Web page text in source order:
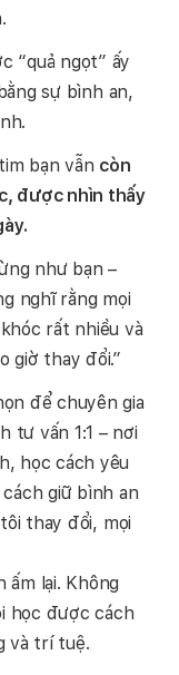
“quả ngọt” ấy
sự bình an,
bạn vẫn còn
được nhìn thấy
như bạn –
nghĩ rằng mọi
rất nhiều và
giờ thay đổi.”
để chuyên gia
tư vấn 1:1 – nơi
học cách yêu
giữ bình an
thay đổi, mọi
ấm lại. Không
học được cách
và trí tuệ.